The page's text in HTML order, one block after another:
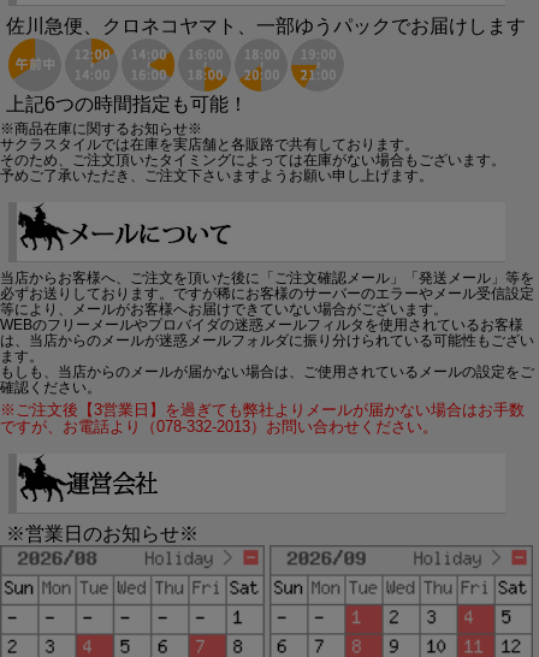
佐川急便、クロネコヤマト、一部ゆうパックでお届けします
上記6つの時間指定も可能！
※商品在庫に関するお知らせ※
サクラスタイルでは在庫を実店舗と各販路で共有しております。
そのため、ご注文頂いたタイミングによっては在庫がない場合もございます。
予めご了承いただき、ご注文下さいますようお願い申し上げます。
当店からお客様へ、ご注文を頂いた後に「ご注文確認メール」「発送メール」等を
必ずお送りしております。ですが稀にお客様のサーバーのエラーやメール受信設定
等により、メールがお客様へお届けできていない場合がございます。
WEBのフリーメールやプロバイダの迷惑メールフィルタを使用されているお客様
は、当店からのメールが迷惑メールフォルダに振り分けられている可能性もござい
ます。
もしも、当店からのメールが届かない場合は、ご使用されているメールの設定をご
確認ください。
※ご注文後【3営業日】を過ぎても弊社よりメールが届かない場合はお手数
ですが、お電話より（078-332-2013）お問い合わせください。
※営業日のお知らせ※